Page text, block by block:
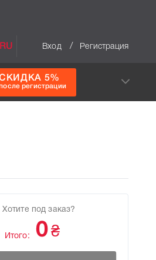
RU Вход / Регистрация
5%
регистрации
Хотите под заказ?
Итого: 0 ₴